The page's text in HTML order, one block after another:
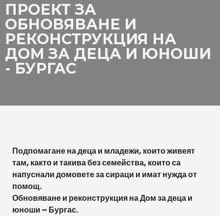
ПРОЕКТ ЗА
ОБНОВЯВАНЕ И
РЕКОНСТРУКЦИЯ НА
ДОМ ЗА ДЕЦА И ЮНОШИ
- БУРГАС
Подпомагане на деца и младежи, които живеят
там, както и такива без семейства, които са
напуснали домовете за сираци и имат нужда от
помощ.
Обновяване и реконструкция на Дом за деца и
юноши – Бургас.